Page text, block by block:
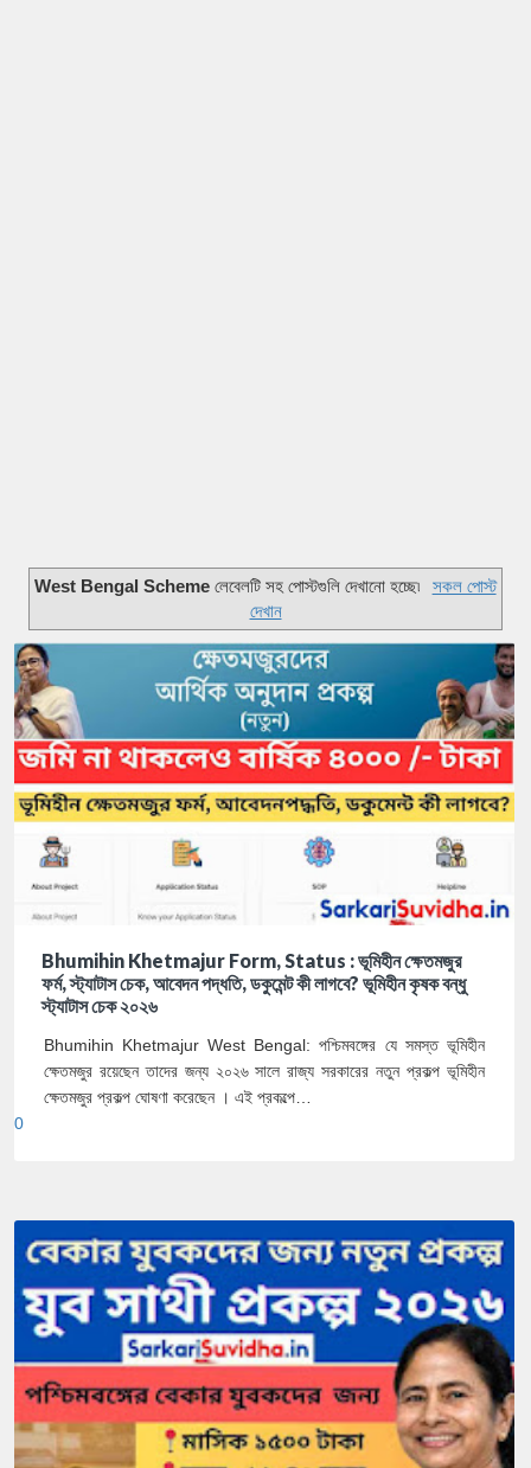
West Bengal Scheme লেবেলটি সহ পোস্টগুলি দেখানো হচ্ছে৷
সকল পোস্ট
দেখান
Bhumihin Khetmajur Form, Status : ভূমিহীন ক্ষেতমজুর
ফর্ম, স্ট্যাটাস চেক, আবেদন পদ্ধতি, ডকুমেন্ট কী লাগবে? ভূমিহীন কৃষক বন্ধু
স্ট্যাটাস চেক ২০২৬
Bhumihin Khetmajur West Bengal: পশ্চিমবঙ্গের যে সমস্ত ভূমিহীন
ক্ষেতমজুর রয়েছেন তাদের জন্য ২০২৬ সালে রাজ্য সরকারের নতুন প্রকল্প ভূমিহীন
ক্ষেতমজুর প্রকল্প ঘোষণা করেছেন । এই প্রকল্পে…
0